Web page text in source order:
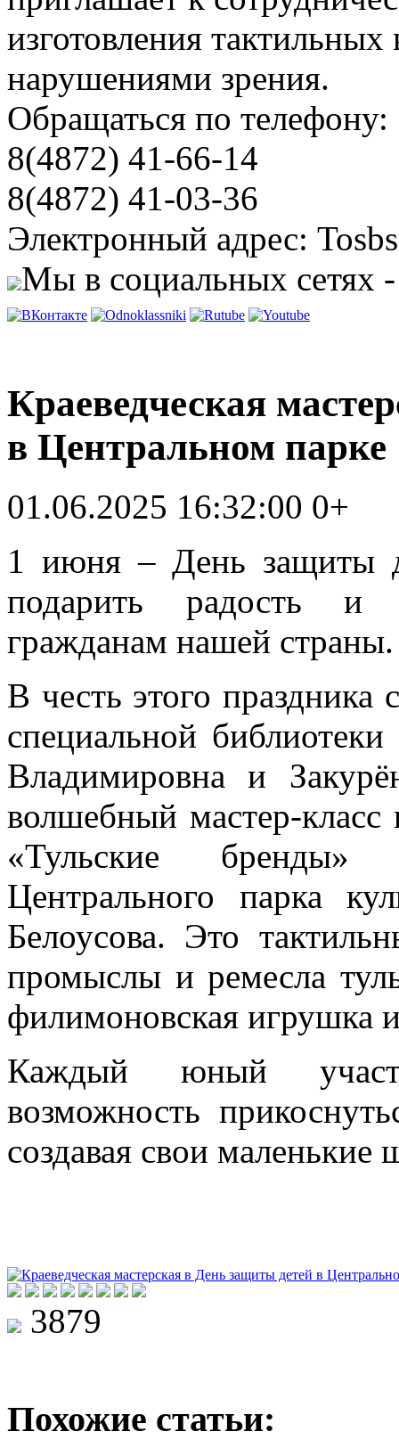
изготовления
нарушениями зрения.
Обращаться по телефону:
8(4872) 41-66-14
8(4872) 41-03-36
Электронный адрес:
Мы в социальных сетях
Краеведческая
в Центральном парке
01.06.2025 16:32:00 0+
1 июня – День защиты
подарить радость
гражданам нашей страны.
В честь этого праздника
специальной
Владимировна и
волшебный мастер-
«Тульские
Центрального парка
Белоусова. Это
промыслы и ремесла
филимоновская игрушка
Каждый юный
возможность
создавая свои маленькие
3879
Похожие статьи: